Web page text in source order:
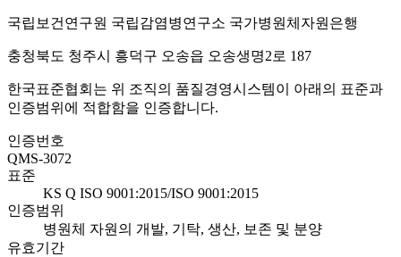
국립보건연구원 국립감염병연구소 국가병원체자원은행
충청북도 청주시 흥덕구 오송읍 오송생명2로 187
한국표준협회는 위 조직의 품질경영시스템이 아래의 표준과
인증범위에 적합함을 인증합니다.
인증번호
QMS-3072
표준
KS Q ISO 9001:2015/ISO 9001:2015
인증범위
병원체 자원의 개발, 기탁, 생산, 보존 및 분양
유효기간